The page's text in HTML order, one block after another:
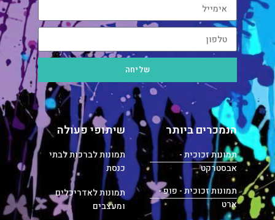
שליחה
הנמכרים ביותר
תמונות זכוכית -
אבסטרקט
תמונות זכוכית - פופ -
ארט
שיתופי פעולה
תמונות לברכות לבתי
כנסת
תמונות לאדריכלים
ומעצבים